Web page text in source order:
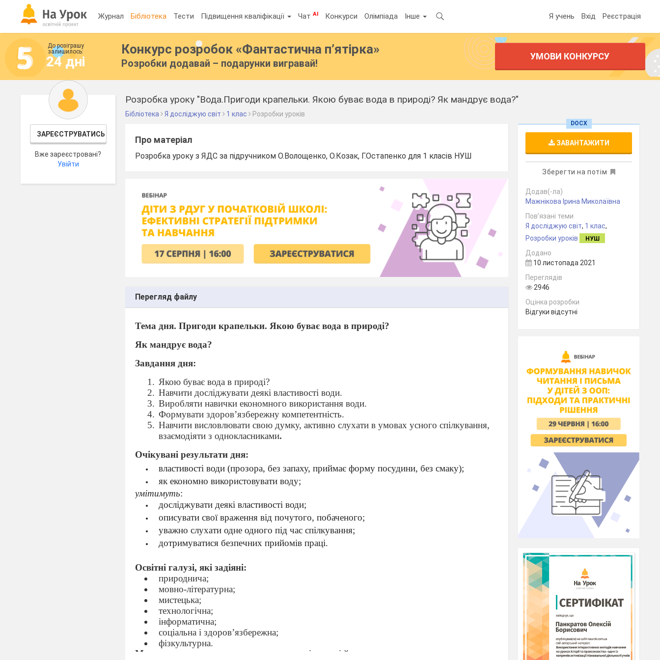
Журнал Бібліотека Тести Підвищення кваліфікації ЧатAI Конкурси Олімпіада Інше Я учень Вхід Реєстрація
До розіграшу
залишилось:
24 дні
Конкурс розробок «Фантастична п’ятірка»
Розробки додавай – подарунки вигравай!
УМОВИ КОНКУРСУ
ЗАРЕЄСТРУВАТИСЬ
Вже зареєстровані?
Увійти
Розробка уроку "Вода.Пригоди крапельки. Якою буває вода в природі? Як мандрує вода?"
Бібліотека Я досліджую світ 1 клас Розробки уроків
Про матеріал
Розробка уроку з ЯДС за підручником О.Волощенко, О.Козак, Г.Остапенко для 1 класів НУШ
Перегляд файлу
Тема дня. Пригоди крапельки. Якою буває вода в природі?
Як мандрує вода?
Завдання дня:
Якою буває вода в природі?
Навчити досліджувати деякі властивості води.
Виробляти навички економного використання води.
Формувати здоров’язбережну компетентність.
Навчити висловлювати свою думку, активно слухати в умовах усного спілкування,
взаємодіяти з однокласниками.
Очікувані результати дня:
властивості води (прозора, без запаху, приймає форму посудини, без смаку);
як економно використовувати воду;
умітимуть:
досліджувати деякі властивості води;
описувати свої враження від почутого, побаченого;
уважно слухати одне одного під час спілкування;
дотримуватися безпечних прийомів праці.
Освітні галузі, які задіяні:
природнича;
мовно-літературна;
мистецька;
технологічна;
інформатична;
соціальна і здоров’язбережна;
фізкультурна.
Мета:
дати учням уявлення про властивості води ті його значення; використовувати
DOCX
ЗАВАНТАЖИТИ
Зберегти на потім
Додав(-ла)
Мажнікова Ірина Миколаївна
Пов’язані теми
Я досліджую світ, 1 клас,
Розробки уроків
НУШ
Додано
10 листопада 2021
Переглядів
2946
Оцінка розробки
Відгуки відсутні